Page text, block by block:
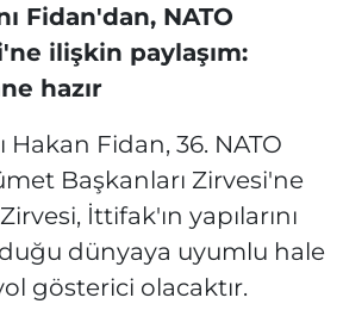
Fidan'dan, NATO
ilişkin paylaşım:
hazır
Hakan Fidan, 36.⁠ ⁠NATO
Başkanları Zirvesi'ne
İttifak'ın yapılarını
dünyaya uyumlu hale
gösterici olacaktır.